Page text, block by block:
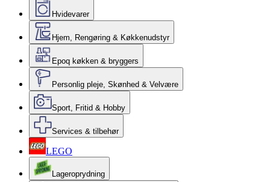
Hvidevarer
Hjem, Rengøring & Køkkenudstyr
Epoq køkken & bryggers
Personlig pleje, Skønhed & Velvære
Sport, Fritid & Hobby
Services & tilbehør
LEGO
Lageroprydning